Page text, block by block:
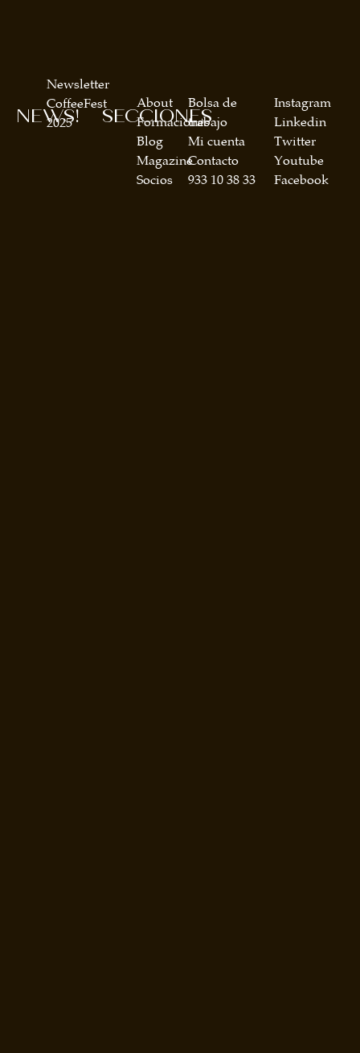
SECCIONES
About
Formaciones
Blog
Magazine
Socios
Bolsa de
trabajo
Mi cuenta
Contacto
933 10 38 33
NEWS!
Newsletter
CoffeeFest
2025
Instagram
Linkedin
Twitter
Youtube
Facebook